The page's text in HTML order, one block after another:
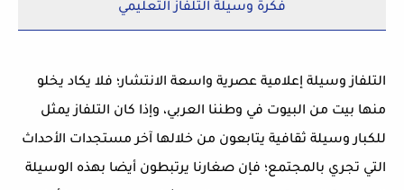
فكرة وسيلة التلفاز التعليمي
التلفاز وسيلة إعلامية عصرية واسعة الانتشار؛ فلا يكاد يخلو
منها بيت من البيوت في وطننا العربي، وإذا كان التلفاز يمثل
للكبار وسيلة ثقافية يتابعون من خلالها آخر مستجدات الأحداث
التي تجري بالمجتمع؛ فإن صغارنا يرتبطون أيضا بهذه الوسيلة